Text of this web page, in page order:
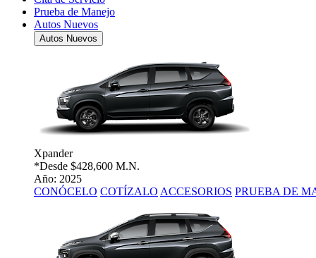
Prueba de Manejo
Autos Nuevos
Autos Nuevos
Xpander
*Desde $428,600 M.N.
Año: 2025
CONÓCELO COTÍZALO ACCESORIOS PRUEBA DE